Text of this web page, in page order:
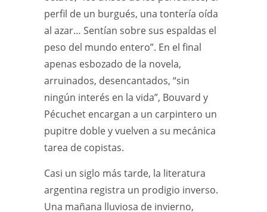
perfil de un burgués, una tontería oída
al azar… Sentían sobre sus espaldas el
peso del mundo entero”. En el final
apenas esbozado de la novela,
arruinados, desencantados, “sin
ningún interés en la vida”, Bouvard y
Pécuchet encargan a un carpintero un
pupitre doble y vuelven a su mecánica
tarea de copistas.
Casi un siglo más tarde, la literatura
argentina registra un prodigio inverso.
Una mañana lluviosa de invierno,